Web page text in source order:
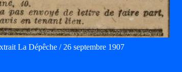
La Dépêche / 26 septembre 1907